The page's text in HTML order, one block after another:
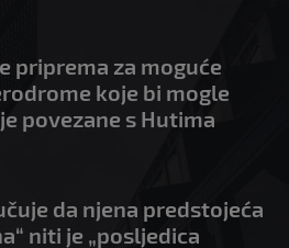
priprema za moguće
koje bi mogle
povezane s Hutima
da njena predstojeća
niti je „posljedica